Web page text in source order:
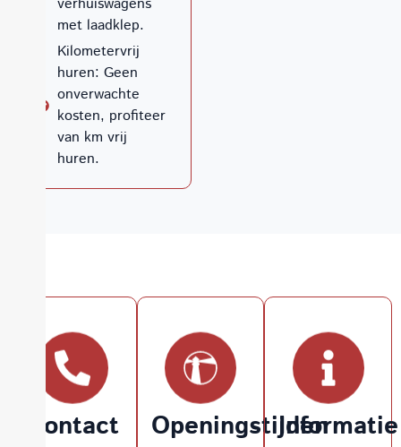
verhuiswagens
met laadklep.
Kilometervrij
huren: Geen
onverwachte
kosten, profiteer
van km vrij
huren.
Contact OpeningstijdenInformatie